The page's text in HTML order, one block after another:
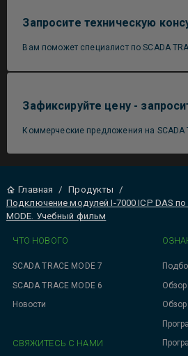
Запросите техническую
Вам поможет специалист по SCADA
Зафиксируйте цену -
Коммерческие предложения на SCADA
Главная / Продукты
/
Подключение модулей I-7000 ICP DAS по
MODE. Учебный фильм
ЧТО НОВОГО
SCADA TRACE MODE 7
SCADA TRACE MODE 6
Новости
Обзор
Обзор
СВЯЖИТЕСЬ С НАМИ